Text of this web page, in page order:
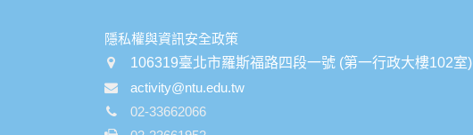
:::
隱私權與資訊安全政策
106319臺北市羅斯福路四段一號 (第一行政大樓102室)
activity@ntu.edu.tw
02-33662066